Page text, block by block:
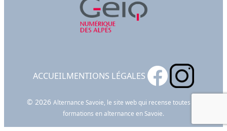
ACCUEILMENTIONS LÉGALES
© 2026 Alternance Savoie, le site web qui recense toutes les
formations en alternance en Savoie.